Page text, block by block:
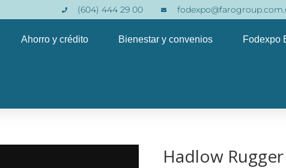
(604) 444 29 00
Ahorro y crédito Bienestar y convenios Fodexpo
Hadlow Rugger